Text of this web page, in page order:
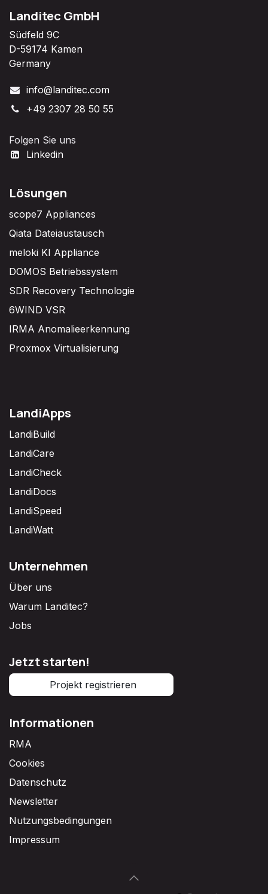
Landitec GmbH
Südfeld 9C
D-59174 Kamen
Germany
info@landitec.com
+49 2307 28 50 55
Folgen Sie uns
Linkedin
Lösungen
scope7 Appliances
Qiata Dateiaustausch
meloki KI Appliance
DOMOS Betriebssystem
SDR Recovery Technologie
6WIND VSR
IRMA Anomalieerkennung
Proxmox Virtualisierung
LandiApps
LandiBuild
LandiCare
LandiCheck
LandiDocs
LandiSpeed
LandiWatt
Unternehmen
Über uns
Warum Landitec?
Jobs
Jetzt starten!
Projekt registrieren
Informationen
RMA
Cookies
Datenschutz
Newsletter
Nutzungsbedingungen
Impressum